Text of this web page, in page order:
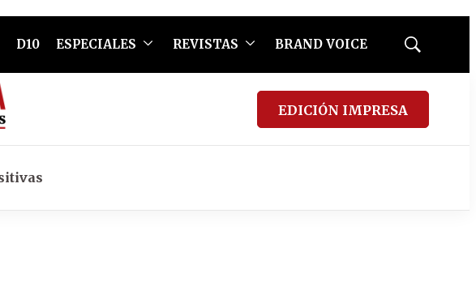
D10 ESPECIALES REVISTAS BRAND VOICE
Mostrar
EDICIÓN IMPRESA